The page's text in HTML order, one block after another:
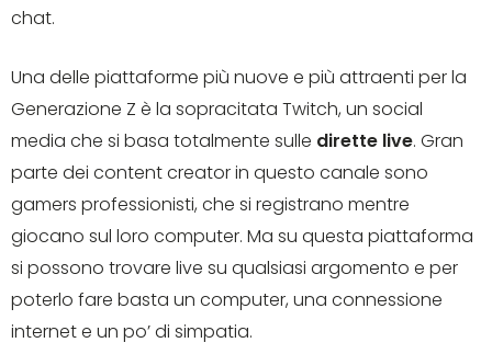
chat.
Una delle piattaforme più nuove e più attraenti per la
Generazione Z è la sopracitata Twitch, un social
media che si basa totalmente sulle dirette live. Gran
parte dei content creator in questo canale sono
gamers professionisti, che si registrano mentre
giocano sul loro computer. Ma su questa piattaforma
si possono trovare live su qualsiasi argomento e per
poterlo fare basta un computer, una connessione
internet e un po’ di simpatia.